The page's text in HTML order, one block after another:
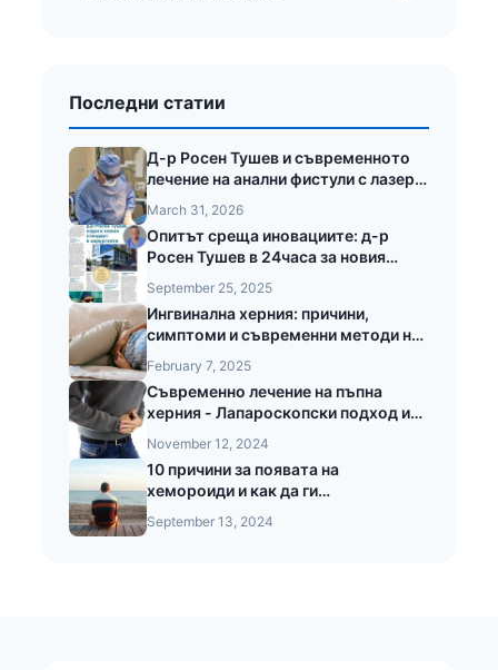
Последни статии
Д-р Росен Тушев и съвременното
лечение на анални фистули с лазер
March 31, 2026
Опитът среща иновациите: д-р
Росен Тушев в 24часа за новия
September 25, 2025
Ингвинална херния: причини,
симптоми и съвременни методи на
February 7, 2025
Съвременно лечение на пъпна
херния - Лапароскопски подход и
операция на пъпната херния
November 12, 2024
10 причини за появата на
хемороиди и как да ги
September 13, 2024